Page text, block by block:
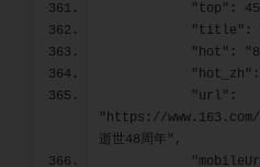
"top":
"https://www.163.com/
逝世48周年",